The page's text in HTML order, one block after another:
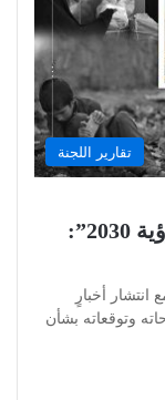
تقارير اللجنة
ست سنوات مرّت على إطلاق “رؤية 2030”:
السادسة لإطلاق “رؤية 2030” مع انتشار أخبارٍ
وتوقعاته بشأن